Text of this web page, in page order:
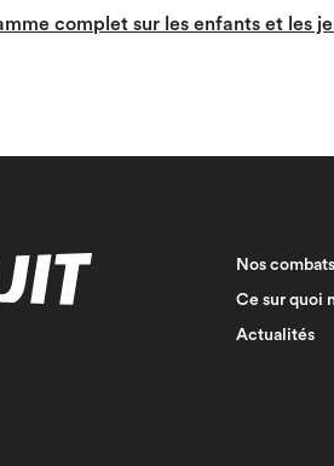
complet sur les enfants et les
Nos combats
Ce sur quoi
Actualités